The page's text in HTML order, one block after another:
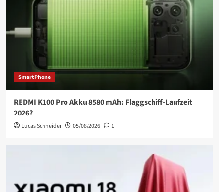
SmartPhone
REDMI K100 Pro Akku 8580 mAh: Flaggschiff-Laufzeit
2026?
Lucas Schneider 05/08/2026 1